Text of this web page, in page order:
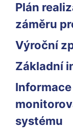
Plán
záměru
Výroční
Základní
systému